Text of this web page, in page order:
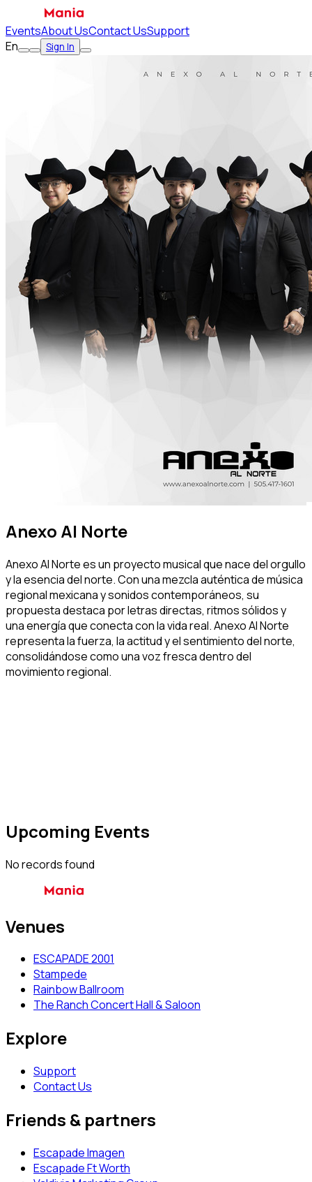
EventsAbout UsContact UsSupport
En
Sign In
Anexo Al Norte
Anexo Al Norte es un proyecto musical que nace del orgullo
y la esencia del norte. Con una mezcla auténtica de música
regional mexicana y sonidos contemporáneos, su
propuesta destaca por letras directas, ritmos sólidos y
una energía que conecta con la vida real. Anexo Al Norte
representa la fuerza, la actitud y el sentimiento del norte,
consolidándose como una voz fresca dentro del
movimiento regional.
Upcoming Events
No records found
Venues
ESCAPADE 2001
Stampede
Rainbow Ballroom
The Ranch Concert Hall & Saloon
Explore
Support
Contact Us
Friends & partners
Escapade Imagen
Escapade Ft Worth